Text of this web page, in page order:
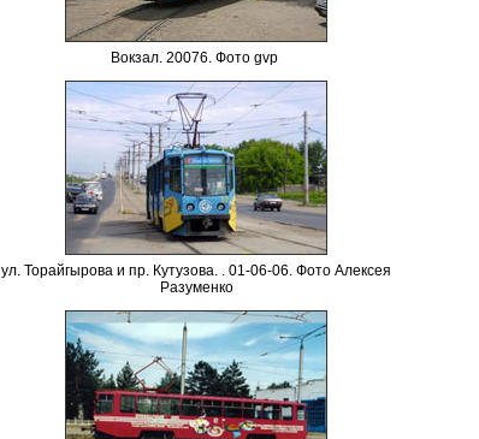
Вокзал. 20076. Фото gvp
ул. Торайгырова и пр. Кутузова. . 01-06-06. Фото Алексея
Разуменко